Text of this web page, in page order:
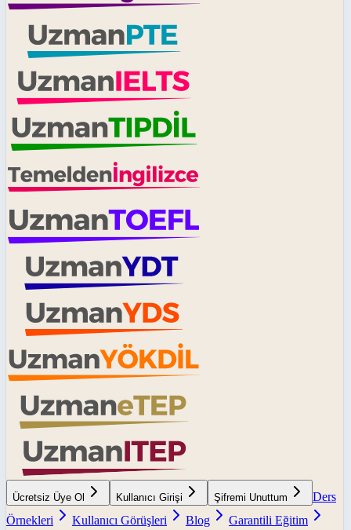
Ücretsiz Üye Ol Kullanıcı Girişi Şifremi Unuttum
Ders
Örnekleri
Kullanıcı Görüşleri Blog
Garantili Eğitim